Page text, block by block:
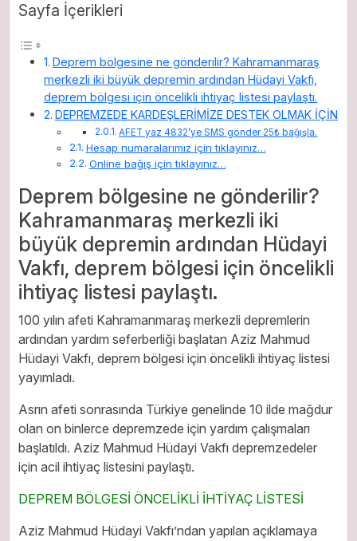
Sayfa İçerikleri
Deprem bölgesine ne gönderilir? Kahramanmaraş
merkezli iki büyük depremin ardından Hüdayi Vakfı,
deprem bölgesi için öncelikli ihtiyaç listesi paylaştı.
DEPREMZEDE KARDEŞLERİMİZE DESTEK OLMAK İÇİN
AFET yaz 4832’ye SMS gönder 25₺ bağışla.
Hesap numaralarımız için tıklayınız…
Online bağış için tıklayınız…
Deprem bölgesine ne gönderilir?
Kahramanmaraş merkezli iki
büyük depremin ardından Hüdayi
Vakfı, deprem bölgesi için öncelikli
ihtiyaç listesi paylaştı.
100 yılın afeti Kahramanmaraş merkezli depremlerin
ardından yardım seferberliği başlatan Aziz Mahmud
Hüdayi Vakfı, deprem bölgesi için öncelikli ihtiyaç listesi
yayımladı.
Asrın afeti sonrasında Türkiye genelinde 10 ilde mağdur
olan on binlerce depremzede için yardım çalışmaları
başlatıldı. Aziz Mahmud Hüdayi Vakfı depremzedeler
için acil ihtiyaç listesini paylaştı.
DEPREM BÖLGESİ ÖNCELİKLİ İHTİYAÇ LİSTESİ
Aziz Mahmud Hüdayi Vakfı’ndan yapılan açıklamaya